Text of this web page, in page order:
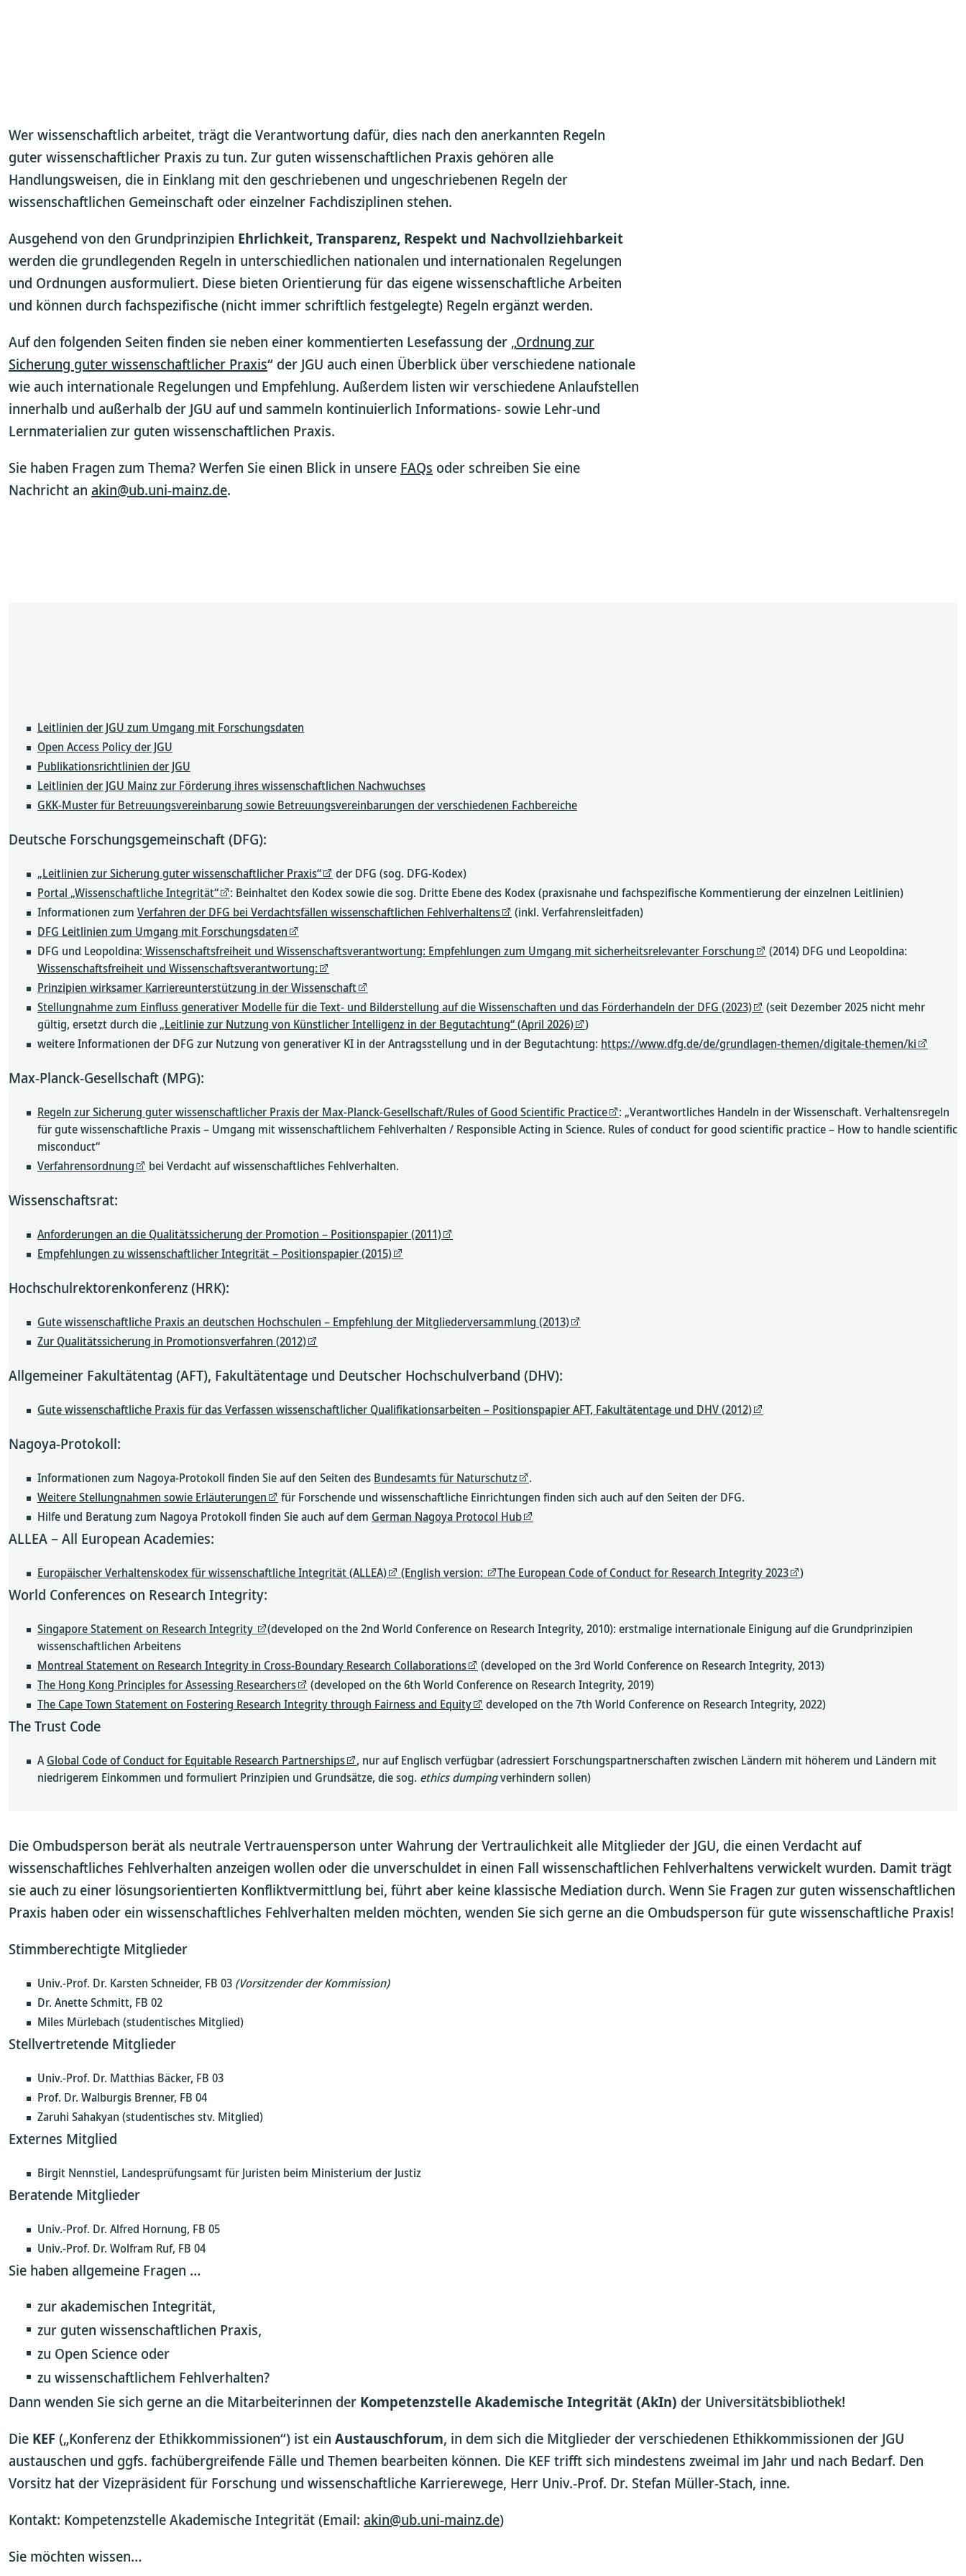
Wer wissenschaftlich arbeitet, trägt die Verantwortung dafür, dies nach den anerkannten Regeln
guter wissenschaftlicher Praxis zu tun. Zur guten wissenschaftlichen Praxis gehören alle
Handlungsweisen, die in Einklang mit den geschriebenen und ungeschriebenen Regeln der
wissenschaftlichen Gemeinschaft oder einzelner Fachdisziplinen stehen.
Ausgehend von den Grundprinzipien Ehrlichkeit, Transparenz, Respekt und Nachvollziehbarkeit
werden die grundlegenden Regeln in unterschiedlichen nationalen und internationalen Regelungen
und Ordnungen ausformuliert. Diese bieten Orientierung für das eigene wissenschaftliche Arbeiten
und können durch fachspezifische (nicht immer schriftlich festgelegte) Regeln ergänzt werden.
Auf den folgenden Seiten finden sie neben einer kommentierten Lesefassung der „Ordnung zur
Sicherung guter wissenschaftlicher Praxis“ der JGU auch einen Überblick über verschiedene nationale
wie auch internationale Regelungen und Empfehlung. Außerdem listen wir verschiedene Anlaufstellen
innerhalb und außerhalb der JGU auf und sammeln kontinuierlich Informations- sowie Lehr-und
Lernmaterialien zur guten wissenschaftlichen Praxis.
Sie haben Fragen zum Thema? Werfen Sie einen Blick in unsere FAQs oder schreiben Sie eine
Nachricht an akin@ub.uni-mainz.de.
Leitlinien der JGU zum Umgang mit Forschungsdaten
Open Access Policy der JGU
Publikationsrichtlinien der JGU
Leitlinien der JGU Mainz zur Förderung ihres wissenschaftlichen Nachwuchses
GKK-Muster für Betreuungsvereinbarung sowie Betreuungsvereinbarungen der verschiedenen Fachbereiche
Deutsche Forschungsgemeinschaft (DFG):
„Leitlinien zur Sicherung guter wissenschaftlicher Praxis“
der DFG (sog. DFG-Kodex)
Portal „Wissenschaftliche Integrität“
: Beinhaltet den Kodex sowie die sog. Dritte Ebene des Kodex (praxisnahe und fachspezifische Kommentierung der einzelnen Leitlinien)
Informationen zum Verfahren der DFG bei Verdachtsfällen wissenschaftlichen Fehlverhaltens
(inkl. Verfahrensleitfaden)
DFG Leitlinien zum Umgang mit Forschungsdaten
DFG und Leopoldina: Wissenschaftsfreiheit und Wissenschaftsverantwortung: Empfehlungen zum Umgang mit sicherheitsrelevanter Forschung
(2014) DFG und Leopoldina:
Wissenschaftsfreiheit und Wissenschaftsverantwortung:
Prinzipien wirksamer Karriereunterstützung in der Wissenschaft
Stellungnahme zum Einfluss generativer Modelle für die Text- und Bilderstellung auf die Wissenschaften und das Förderhandeln der DFG (2023)
(seit Dezember 2025 nicht mehr
gültig, ersetzt durch die „Leitlinie zur Nutzung von Künstlicher Intelligenz in der Begutachtung“ (April 2026)
)
weitere Informationen der DFG zur Nutzung von generativer KI in der Antragsstellung und in der Begutachtung: https://www.dfg.de/de/grundlagen-themen/digitale-themen/ki
Max-Planck-Gesellschaft (MPG):
Regeln zur Sicherung guter wissenschaftlicher Praxis der Max-Planck-Gesellschaft/Rules of Good Scientific Practice
: „Verantwortliches Handeln in der Wissenschaft. Verhaltensregeln
für gute wissenschaftliche Praxis – Umgang mit wissenschaftlichem Fehlverhalten / Responsible Acting in Science. Rules of conduct for good scientific practice – How to handle scientific
misconduct“
Verfahrensordnung
bei Verdacht auf wissenschaftliches Fehlverhalten.
Wissenschaftsrat:
Anforderungen an die Qualitätssicherung der Promotion – Positionspapier (2011)
Empfehlungen zu wissenschaftlicher Integrität – Positionspapier (2015)
Hochschulrektorenkonferenz (HRK):
Gute wissenschaftliche Praxis an deutschen Hochschulen – Empfehlung der Mitgliederversammlung (2013)
Zur Qualitätssicherung in Promotionsverfahren (2012)
Allgemeiner Fakultätentag (AFT), Fakultätentage und Deutscher Hochschulverband (DHV):
Gute wissenschaftliche Praxis für das Verfassen wissenschaftlicher Qualifikationsarbeiten – Positionspapier AFT, Fakultätentage und DHV (2012)
Nagoya-Protokoll:
Informationen zum Nagoya-Protokoll finden Sie auf den Seiten des Bundesamts für Naturschutz
.
Weitere Stellungnahmen sowie Erläuterungen
für Forschende und wissenschaftliche Einrichtungen finden sich auch auf den Seiten der DFG.
Hilfe und Beratung zum Nagoya Protokoll finden Sie auch auf dem German Nagoya Protocol Hub
ALLEA – All European Academies:
Europäischer Verhaltenskodex für wissenschaftliche Integrität (ALLEA) (English version: The European Code of Conduct for Research Integrity 2023 )
World Conferences on Research Integrity:
Singapore Statement on Research Integrity
(developed on the 2nd World Conference on Research Integrity, 2010): erstmalige internationale Einigung auf die Grundprinzipien
wissenschaftlichen Arbeitens
Montreal Statement on Research Integrity in Cross-Boundary Research Collaborations
(developed on the 3rd World Conference on Research Integrity, 2013)
The Hong Kong Principles for Assessing Researchers
(developed on the 6th World Conference on Research Integrity, 2019)
The Cape Town Statement on Fostering Research Integrity through Fairness and Equity
developed on the 7th World Conference on Research Integrity, 2022)
The Trust Code
AGlobal Code of Conduct for Equitable Research Partnerships
, nur auf Englisch verfügbar (adressiert Forschungspartnerschaften zwischen Ländern mit höherem und Ländern mit
niedrigerem Einkommen und formuliert Prinzipien und Grundsätze, die sog. ethics dumpingverhindern sollen)
Die Ombudsperson berät als neutrale Vertrauensperson unter Wahrung der Vertraulichkeit alle Mitglieder der JGU, die einen Verdacht auf
wissenschaftliches Fehlverhalten anzeigen wollen oder die unverschuldet in einen Fall wissenschaftlichen Fehlverhaltens verwickelt wurden. Damit trägt
sie auch zu einer lösungsorientierten Konfliktvermittlung bei, führt aber keine klassische Mediation durch. Wenn Sie Fragen zur guten wissenschaftlichen
Praxis haben oder ein wissenschaftliches Fehlverhalten melden möchten, wenden Sie sich gerne an die Ombudsperson für gute wissenschaftliche Praxis!
Stimmberechtigte Mitglieder
Univ.-Prof. Dr. Karsten Schneider, FB 03 (Vorsitzender der Kommission)
Dr. Anette Schmitt, FB 02
Miles Mürlebach (studentisches Mitglied)
Stellvertretende Mitglieder
Univ.-Prof. Dr. Matthias Bäcker, FB 03
Prof. Dr. Walburgis Brenner, FB 04
Zaruhi Sahakyan (studentisches stv. Mitglied)
Externes Mitglied
Birgit Nennstiel, Landesprüfungsamt für Juristen beim Ministerium der Justiz
Beratende Mitglieder
Univ.-Prof. Dr. Alfred Hornung, FB 05
Univ.-Prof. Dr. Wolfram Ruf, FB 04
Sie haben allgemeine Fragen …
zur akademischen Integrität,
zur guten wissenschaftlichen Praxis,
zu Open Science oder
zu wissenschaftlichem Fehlverhalten?
Dann wenden Sie sich gerne an die Mitarbeiterinnen der Kompetenzstelle Akademische Integrität (AkIn) der Universitätsbibliothek!
Die KEF(„Konferenz der Ethikkommissionen“) ist ein Austauschforum, in dem sich die Mitglieder der verschiedenen Ethikkommissionen der JGU
austauschen und ggfs. fachübergreifende Fälle und Themen bearbeiten können. Die KEF trifft sich mindestens zweimal im Jahr und nach Bedarf. Den
Vorsitz hat der Vizepräsident für Forschung und wissenschaftliche Karrierewege, Herr Univ.-Prof. Dr. Stefan Müller-Stach, inne.
Kontakt: Kompetenzstelle Akademische Integrität (Email: akin@ub.uni-mainz.de)
Sie möchten wissen…